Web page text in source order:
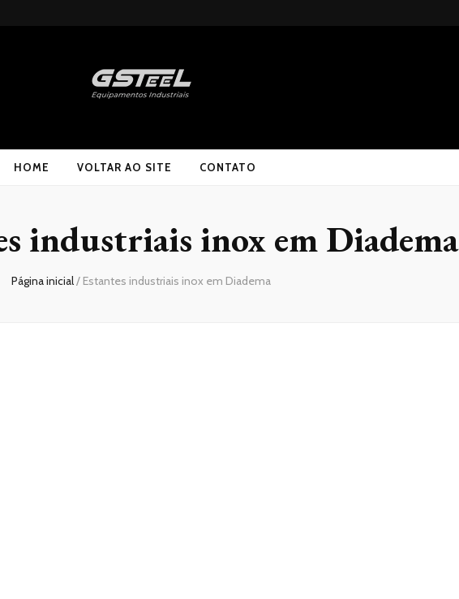
HOME VOLTAR AO SITE CONTATO
industriais inox em Diadema
Página inicial/ Estantes industriais inox em Diadema